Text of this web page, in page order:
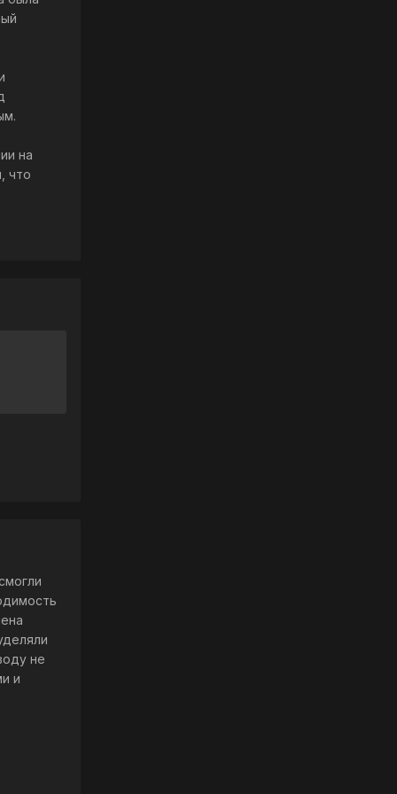
на
что
не
и